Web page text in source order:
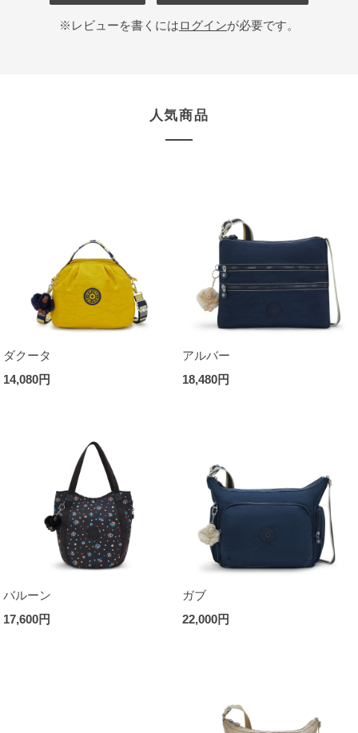
※レビューを書くにはログインが必要です。
人気商品
ダクータ
14,080円
アルバー
18,480円
バルーン
17,600円
ガブ
22,000円